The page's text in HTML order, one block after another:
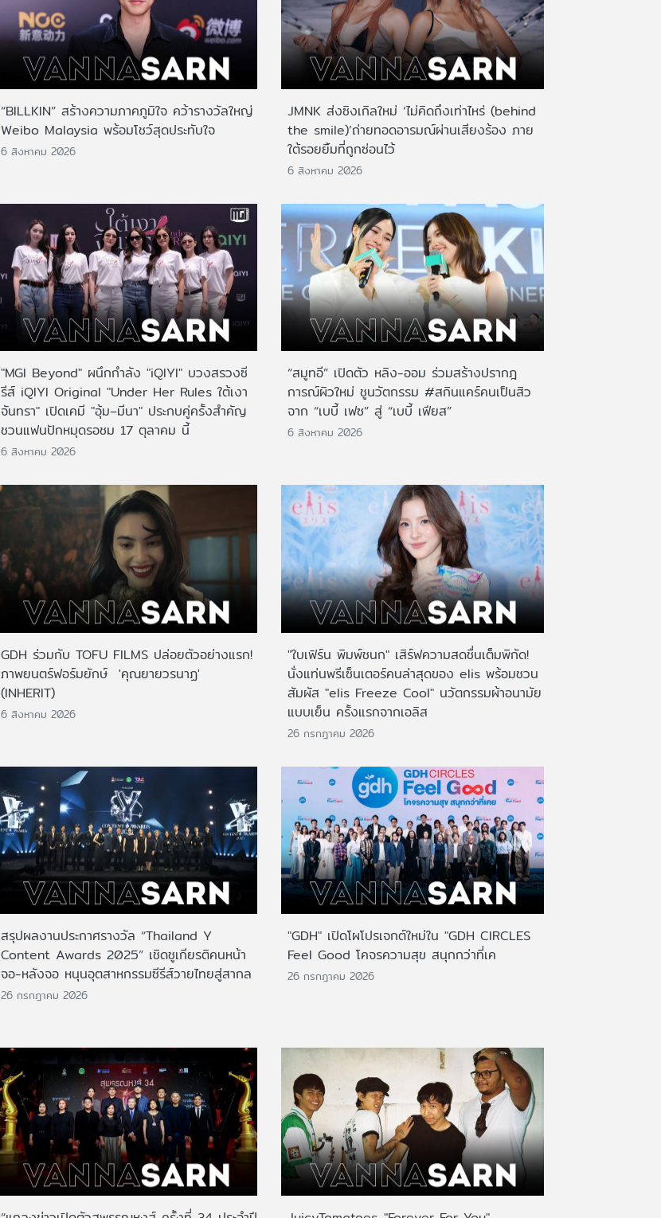
“BILLKIN” สร้างความภาคภูมิใจ คว้ารางวัลใหญ่
Weibo Malaysia พร้อมโชว์สุดประทับใจ
6 สิงหาคม 2026
JMNK ส่งซิงเกิลใหม่ ‘ไม่คิดถึงเท่าไหร่ (behind
the smile)’ถ่ายทอดอารมณ์ผ่านเสียงร้อง ภาย
ใต้รอยยิ้มที่ถูกซ่อนไว้
6 สิงหาคม 2026
"MGI Beyond" ผนึกกำลัง "iQIYI" บวงสรวงซี
รีส์ iQIYI Original "Under Her Rules ใต้เงา
จันทรา" เปิดเคมี "อุ้ม–มีนา" ประกบคู่ครั้งสำคัญ
ชวนแฟนปักหมุดรอชม 17 ตุลาคม นี้
6 สิงหาคม 2026
“สมูทอี” เปิดตัว หลิง-ออม ร่วมสร้างปรากฎ
การณ์ผิวใหม่ ชูนวัตกรรม #สกินแคร์คนเป็นสิว
จาก “เบบี้ เฟซ” สู่ “เบบี้ เฟียส”
6 สิงหาคม 2026
GDH ร่วมกับ TOFU FILMS ปล่อยตัวอย่างแรก!
ภาพยนตร์ฟอร์มยักษ์ 'คุณยายวรนาฏ'
(INHERIT)
6 สิงหาคม 2026
"ใบเฟิร์น พิมพ์ชนก" เสิร์ฟความสดชื่นเต็มพิกัด!
นั่งแท่นพรีเซ็นเตอร์คนล่าสุดของ elis พร้อมชวน
สัมผัส "elis Freeze Cool" นวัตกรรมผ้าอนามัย
แบบเย็น ครั้งแรกจากเอลิส
26 กรกฎาคม 2026
สรุปผลงานประกาศรางวัล “Thailand Y
Content Awards 2025” เชิดชูเกียรติคนหน้า
จอ-หลังจอ หนุนอุตสาหกรรมซีรีส์วายไทยสู่สากล
26 กรกฎาคม 2026
"GDH" เปิดโผโปรเจกต์ใหม่ใน "GDH CIRCLES
Feel Good โคจรความสุข สนุกกว่าที่เค
26 กรกฎาคม 2026